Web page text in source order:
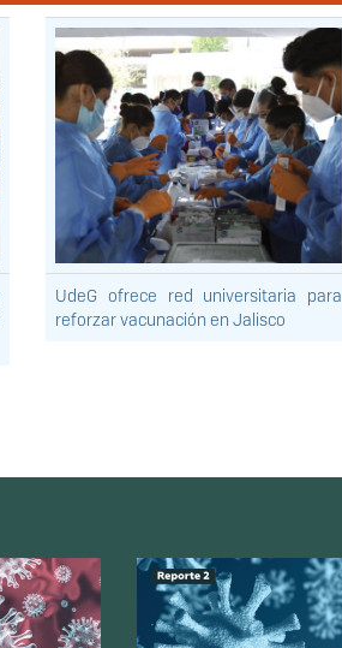
UdeG ofrece red universitaria para
reforzar vacunación en Jalisco